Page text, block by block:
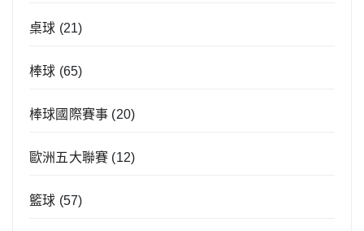
桌球 (21)
棒球 (65)
棒球國際賽事 (20)
歐洲五大聯賽 (12)
籃球 (57)